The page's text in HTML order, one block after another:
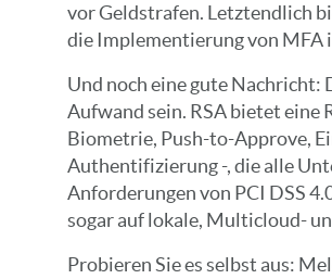
vor Geldstrafen. Letztendlich
die Implementierung von MFA
Und noch eine gute
Aufwand sein. RSA bietet eine
Biometrie, Push-to-Approve,
Authentifizierung -, die alle
Anforderungen von PCI DSS
sogar auf lokale, Multicloud-
Probieren Sie es selbst aus: